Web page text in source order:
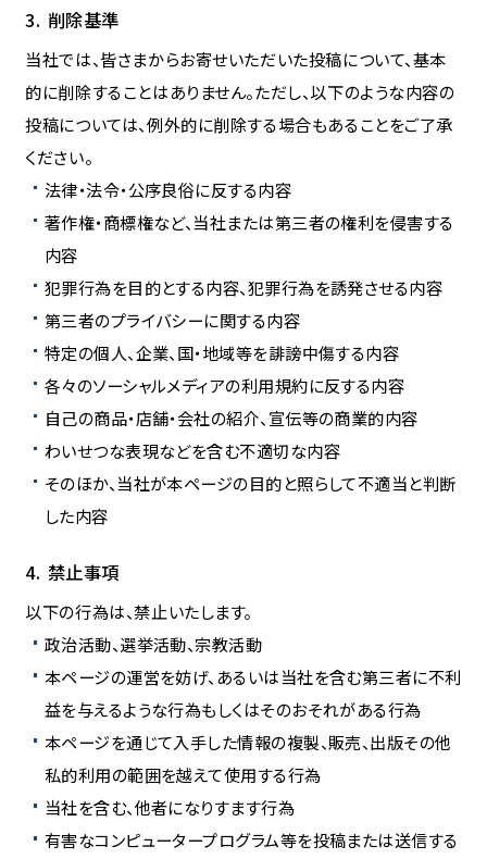
削除基準
当社では、皆さまからお寄せいただいた投稿について、基本
的に削除することはありません。ただし、以下のような内容の
投稿については、例外的に削除する場合もあることをご了承
ください。
法律・法令・公序良俗に反する内容
著作権・商標権など、当社または第三者の権利を侵害する
内容
犯罪行為を目的とする内容、犯罪行為を誘発させる内容
第三者のプライバシーに関する内容
特定の個人、企業、国・地域等を誹謗中傷する内容
各々のソーシャルメディアの利用規約に反する内容
自己の商品・店舗・会社の紹介、宣伝等の商業的内容
わいせつな表現などを含む不適切な内容
そのほか、当社が本ページの目的と照らして不適当と判断
した内容
禁止事項
以下の行為は、禁止いたします。
政治活動、選挙活動、宗教活動
本ページの運営を妨げ、あるいは当社を含む第三者に不利
益を与えるような行為もしくはそのおそれがある行為
本ページを通じて入手した情報の複製、販売、出版その他
私的利用の範囲を越えて使用する行為
当社を含む、他者になりすます行為
有害なコンピュータープログラム等を投稿または送信する